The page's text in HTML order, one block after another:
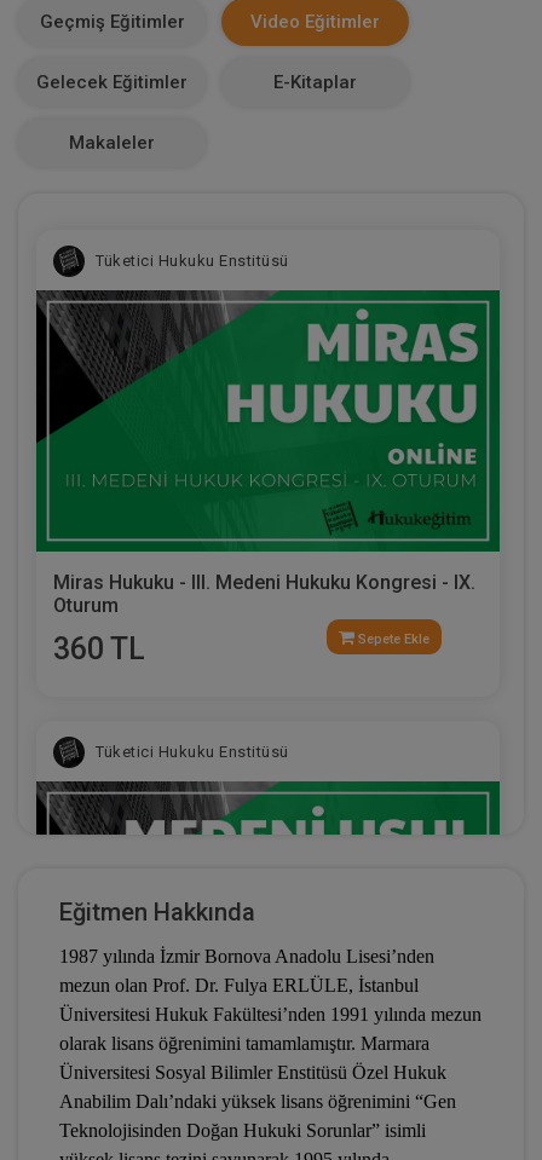
0
Geçmiş Eğitimler Video Eğitimler
Gelecek Eğitimler E-Kitaplar
Makaleler
Tüketici Hukuku Enstitüsü
Miras Hukuku - III. Medeni Hukuku Kongresi - IX.
Oturum
360 TL Sepete Ekle
Tüketici Hukuku Enstitüsü
Medeni Usul Hukuku - III. Medeni Hukuku
Kongresi - X. Oturum
360 TL Sepete Ekle
Eğitmen Hakkında
1987 yılında İzmir Bornova Anadolu Lisesi’nden
mezun olan Prof. Dr. Fulya ERLÜLE, İstanbul
Üniversitesi Hukuk Fakültesi’nden 1991 yılında mezun
olarak lisans öğrenimini tamamlamıştır. Marmara
Üniversitesi Sosyal Bilimler Enstitüsü Özel Hukuk
Anabilim Dalı’ndaki yüksek lisans öğrenimini “Gen
Teknolojisinden Doğan Hukuki Sorunlar” isimli